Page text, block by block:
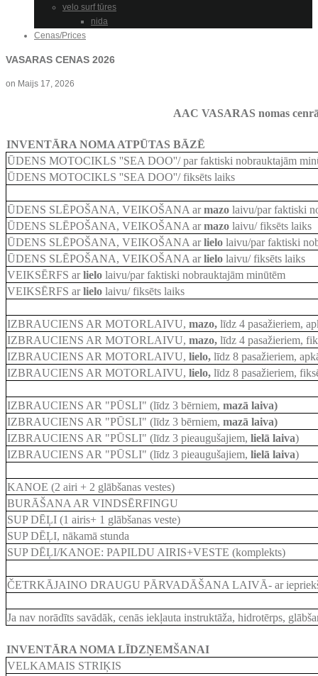
velo surf tūres
nida
Cenas/Prices
VASARAS CENAS 2026
on Maijs 17, 2026
AAC VASARAS nomas
INVENTĀRA NOMA ATPŪTAS BĀZĒ
ŪDENS MOTOCIKLS ''SEA DOO''/ par faktiski nobrauktajām
ŪDENS MOTOCIKLS ''SEA DOO''/ fiksēts laiks
ŪDENS SLĒPOŠANA, VEIKOŠANA armazo laivu/par faktiski
ŪDENS SLĒPOŠANA, VEIKOŠANA armazo laivu/ fiksēts laiks
ŪDENS SLĒPOŠANA, VEIKOŠANA arlielo laivu/par faktiski
ŪDENS SLĒPOŠANA, VEIKOŠANA arlielo laivu/ fiksēts laiks
VEIKSĒRFS arlielo laivu/par faktiski nobrauktajām minūtēm
VEIKSĒRFS arlielo laivu/ fiksēts laiks
IZBRAUCIENS AR MOTORLAIVU, mazo, līdz 4 pasažieriem,
IZBRAUCIENS AR MOTORLAIVU, mazo, līdz 4 pasažieriem,
IZBRAUCIENS AR MOTORLAIVU, lielo, līdz 8 pasažieriem,
IZBRAUCIENS AR MOTORLAIVU, lielo, līdz 8 pasažieriem,
IZBRAUCIENS AR "PŪSLI" (līdz 3 bērniem, mazā laiva)
IZBRAUCIENS AR "PŪSLI" (līdz 3 bērniem, mazā laiva)
IZBRAUCIENS AR "PŪSLI" (līdz 3 pieaugušajiem, lielā laiva)
IZBRAUCIENS AR "PŪSLI" (līdz 3 pieaugušajiem, lielā laiva)
KANOE (2 airi + 2 glābšanas vestes)
BURĀŠANA AR VINDSĒRFINGU
SUP DĒĻI (1 airis+ 1 glābšanas veste)
SUP DĒĻI, nākamā stunda
SUP DĒĻI/KANOE: PAPILDU AIRIS+VESTE (komplekts)
ČETRKĀJAINO DRAUGU PĀRVADĀŠANA LAIVĀ- ar
Ja nav norādīts savādāk, cenās iekļauta instruktāža, hidrotērps,
INVENTĀRA NOMA LĪDZŅEMŠANAI
VELKAMAIS STRIĶIS